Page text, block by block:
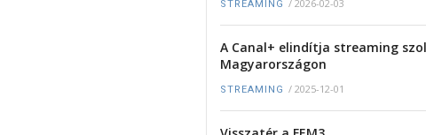
STREAMING / 2026-02-03
A Canal+ elindítja streaming
Magyarországon
STREAMING / 2025-12-01